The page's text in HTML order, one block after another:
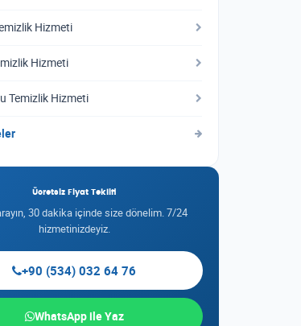
Hizmeti
Hizmeti
Temizlik Hizmeti
Ücretsiz Fiyat Teklifi
30 dakika içinde size dönelim. 7/24
hizmetinizdeyiz.
+90 (534) 032 64 76
WhatsApp ile Yaz